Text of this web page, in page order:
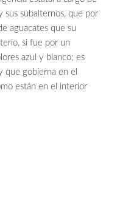
sus subalternos, que por
aguacates que su
si fue por un
azul y blanco; es
que gobierna en el
están en el interior